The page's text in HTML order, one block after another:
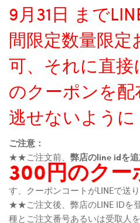
9月31日 まで
間限定数量限定
可、それに直接
のクーポンを
逃せないように
ご注意：
★★ご注文前、 弊店のline idを
300円のクー
す、クーポンコートがLINEで送
★★ご注文後、弊店のLINE IDを
種とご注文番号あるいは受取人